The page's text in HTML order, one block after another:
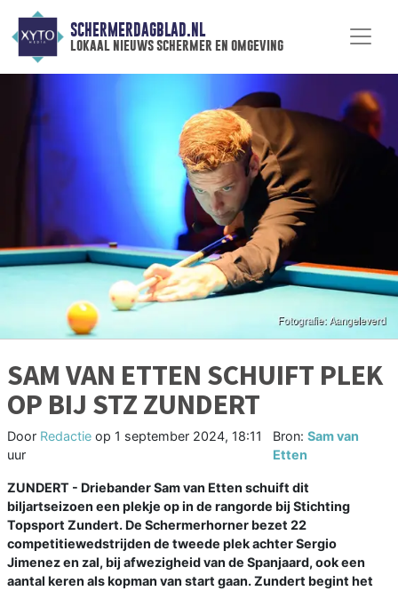
SCHERMERDAGBLAD.NL
lokaal nieuws schermer en omgeving
SAM VAN ETTEN SCHUIFT PLEK
OP BIJ STZ ZUNDERT
Door Redactie op 1 september 2024, 18:11
uur
Bron: Sam van
Etten
ZUNDERT - Driebander Sam van Etten schuift dit
biljartseizoen een plekje op in de rangorde bij Stichting
Topsport Zundert. De Schermerhorner bezet 22
competitiewedstrijden de tweede plek achter Sergio
Jimenez en zal, bij afwezigheid van de Spanjaard, ook een
aantal keren als kopman van start gaan. Zundert begint het